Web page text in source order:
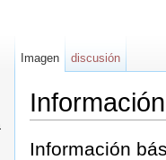
Información
Imagen discusión